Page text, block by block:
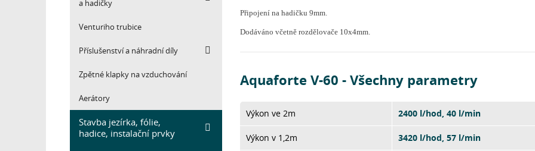
a hadičky
Venturiho trubice
Příslušenství a náhradní díly
Zpětné klapky na vzduchování
Aerátory
Stavba jezírka, fólie,
hadice, instalační prvky
Připojení na hadičku 9mm.
Dodáváno včetně rozdělovače 10x4mm.
Aquaforte V-60 - Všechny parametry
Výkon ve 2m 2400 l/hod, 40 l/min
Výkon v 1,2m 3420 l/hod, 57 l/min